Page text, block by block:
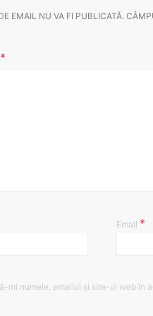
EMAIL NU VA FI PUBLICATĂ.
Email *
mi numele, emailul și site-ul web în